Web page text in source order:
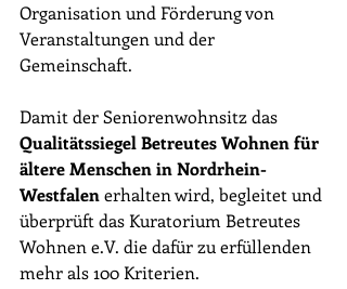
Organisation und Förderung von
Veranstaltungen und der
Gemeinschaft.
Damit der Seniorenwohnsitz das
Qualitätssiegel Betreutes Wohnen für
ältere Menschen in Nordrhein-
Westfalen erhalten wird, begleitet und
überprüft das Kuratorium Betreutes
Wohnen e.V. die dafür zu erfüllenden
mehr als 100 Kriterien.